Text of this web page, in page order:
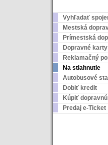
Vyhľadať
Mestská
Prímestská
Dopravné karty
Reklamačný
Na stiahnutie
Autobusové
Dobiť kredit
Kúpiť
Predaj e-Ticket